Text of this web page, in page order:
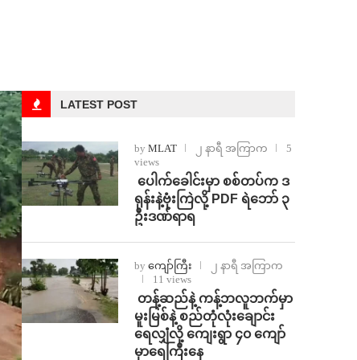
LATEST POST
by MLAT ၂ နာရီ အကြာက
5
views
⁩ ⁨ပေါက်ခေါင်းမှာ စစ်တပ်က ဒ
ရုန်းနဲ့ဗုံးကြဲလို့ PDF ရဲဘော် ၃
ဦးဒဏ်ရာရ
by ကျော်ကြီး
၂ နာရီ အကြာက
11 views
⁩ ⁨တန့်ဆည်နဲ့ ကန့်ဘလူဘက်မှာ
မူးမြစ်နဲ့ စည်တုံလုံးချောင်း
ရေလျှံလို့ ကျေးရွာ ၄၀ ကျော်
မှာရေကြီးနေ